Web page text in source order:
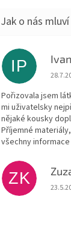
IP
Pořizovala jsem
mi uživatelsky
nějaké kousky
Příjemné
všechny
ZK